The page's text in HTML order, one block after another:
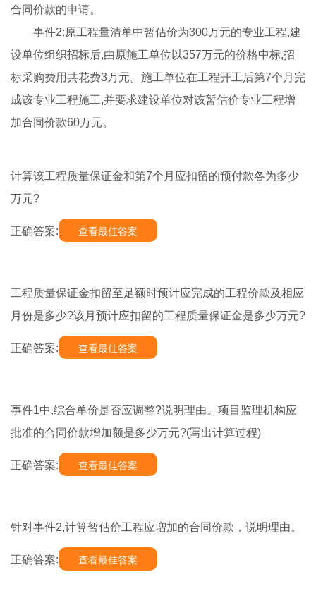
合同价款的申请。
事件2:原工程量清单中暂估价为300万元的专业工程,建
设单位组织招标后,由原施工单位以357万元的价格中标,招
标采购费用共花费3万元。施工单位在工程开工后第7个月完
成该专业工程施工,并要求建设单位对该暂估价专业工程增
加合同价款60万元。
计算该工程质量保证金和第7个月应扣留的预付款各为多少
万元?
正确答案: 查看最佳答案
工程质量保证金扣留至足额时预计应完成的工程价款及相应
月份是多少?该月预计应扣留的工程质量保证金是多少万元?
正确答案: 查看最佳答案
事件1中,综合单价是否应调整?说明理由。项目监理机构应
批准的合同价款增加额是多少万元?(写出计算过程)
正确答案: 查看最佳答案
针对事件2,计算暂估价工程应増加的合同价款，说明理由。
正确答案: 查看最佳答案